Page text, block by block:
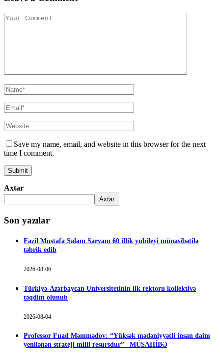
Save my name, email, and website in this browser for the next
time I comment.
Axtar
Axtar
Son yazılar
Fazil Mustafa Salam Sarvanı 60 illik yubileyi münasibətilə
təbrik edib
2026-08-06
Türkiyə-Azərbaycan Universitetinin ilk rektoru kollektivə
təqdim olunub
2026-08-04
Professor Fuad Məmmədov: “Yüksək mədəniyyətli insan daim
yenilənən strateji milli resursdur” –MÜSAHİBƏ